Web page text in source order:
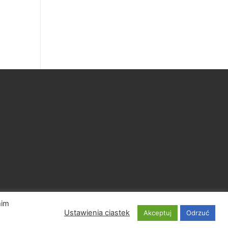
Ustawienia ciastek Akceptuj Odrzuć